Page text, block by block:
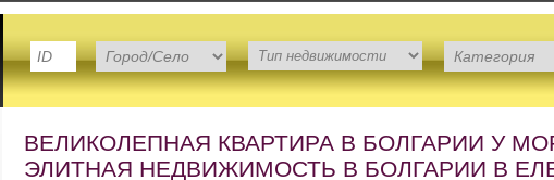
ВЕЛИКОЛЕПНАЯ КВАРТИРА В БОЛГАРИИ У
ЭЛИТНАЯ НЕДВИЖИМОСТЬ В БОЛГАРИИ В